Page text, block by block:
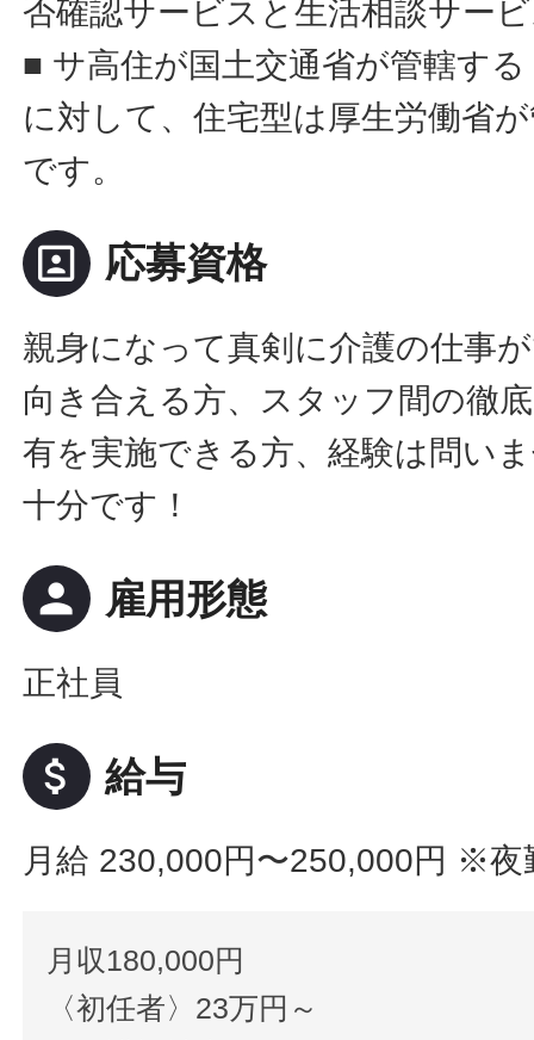
否確認サービスと生活相談サー
■ サ高住が国土交通省が管轄す
に対して、住宅型は厚生労働省
です。
portrait 応募資格
親身になって真剣に介護の仕事
向き合える方、スタッフ間の徹
有を実施できる方、経験は問い
十分です！
person 雇用形態
正社員
attach_money 給与
月給 230,000円〜250,000円 ※夜
月収180,000円
〈初任者〉23万円～